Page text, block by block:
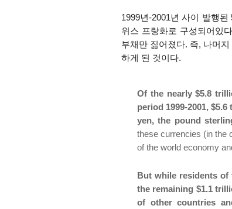
1999년-2001년 사이 발행된
위스 프랑화로 구성되어있
부채만 짊어졌다. 즉, 나머
하게 된 것이다.
Of the nearly $5.8
period 1999-2001,
yen, the pound
these currencies (in the
of the world economy
But while residents
the remaining $1.1
of other countries